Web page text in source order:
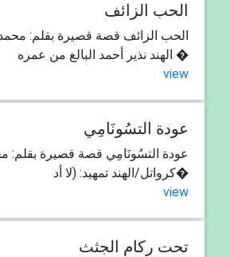
الحب الزائف
الحب الزائف قصة قصيرة بقلم:
الهند نذير أحمد البالغ من عمره �
view
عودة التسُونَامِي
عودة التسُونَامِي قصة قصيرة بقلم:
كرواتل/الهند تمهيد: (لا أد�
view
تحت ركام الجثث